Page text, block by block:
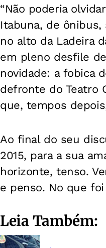
“Não poderia
Itabuna, de ônibus,
no alto da Ladeira
em pleno desfile
novidade: a fobica
defronte do Teatro
que, tempos
Ao final do seu
2015, para a sua
horizonte, tenso.
e penso. No que
Leia Também: